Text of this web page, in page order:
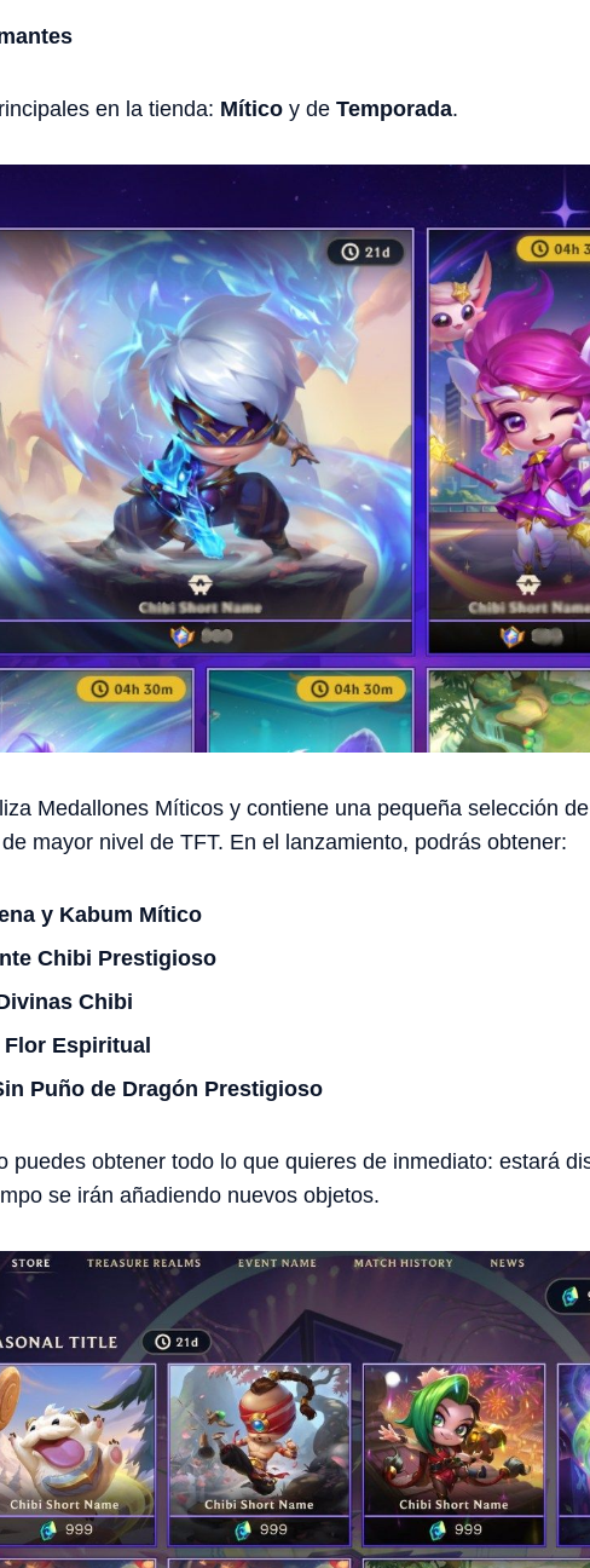
en la tienda: Mítico y de Temporada.
Medallones Míticos y contiene una pequeña selección
mayor nivel de TFT. En el lanzamiento, podrás obtener:
y Kabum Mítico
Chibi Prestigioso
Chibi
Espiritual
Puño de Dragón Prestigioso
puedes obtener todo lo que quieres de inmediato: estará
se irán añadiendo nuevos objetos.